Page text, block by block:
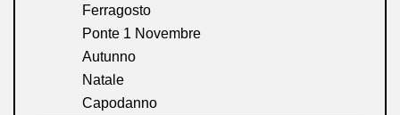
Ferragosto
Ponte 1 Novembre
Autunno
Natale
Capodanno